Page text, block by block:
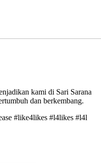
kami di Sari Sarana
dan berkembang.
#like4likes #l4likes #l4l